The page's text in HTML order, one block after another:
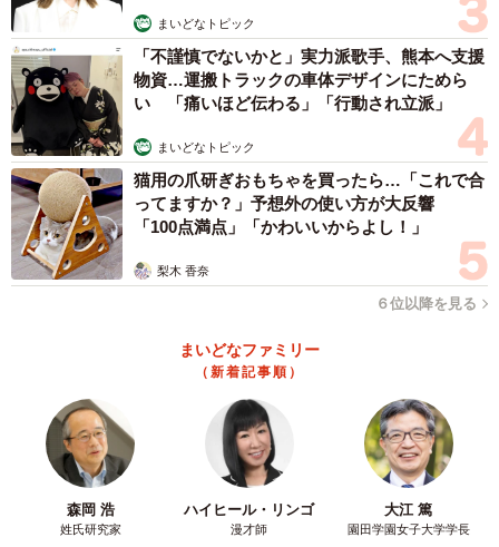
ニッコニコで登園♡（提供：@ginmugi0205さん）
「シンパシー感じました笑！私も保育園で作りました笑」
「うちの子も踏切が好きで、踏切巡りもしましたし、
YouTubeでもずっと踏切見てました！誕生日には、アイシ
ングで踏切を作りました」
「クオリティすごいし、まず頭にかぶせようと思ったとこ
ろがすごい！私なら遮断機の棒部分だけ作って持たせて終
わってるもん」
「『踏切』じゃなくて、『踏切カンカン』が名前なんです
投稿したママ（ @ginmugi0205 ）に話を聞きました。
ーー帽子をひと目見た時の、息子さんの反応について改め
て教えてください。
まいどなトピック
「不謹慎でないかと」実力派歌手、熊本へ支援
物資…運搬トラックの車体デザインにためら
い 「痛いほど伝わる」「行動され立派」
まいどなトピック
猫用の爪研ぎおもちゃを買ったら…「これで合
ってますか？」予想外の使い方が大反響
「100点満点」「かわいいからよし！」
梨木 香奈
６位以降を見る
まいどなファミリー
（新着記事順）
森岡 浩
姓氏研究家
ハイヒール・リンゴ
漫才師
大江 篤
園田学園女子大学学長